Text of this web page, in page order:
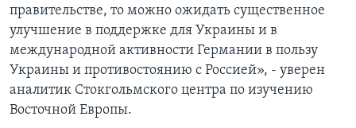
правительстве, то можно ожидать существенное
улучшение в поддержке для Украины и в
международной активности Германии в пользу
Украины и противостоянию с Россией», - уверен
аналитик Стокгольмского центра по изучению
Восточной Европы.